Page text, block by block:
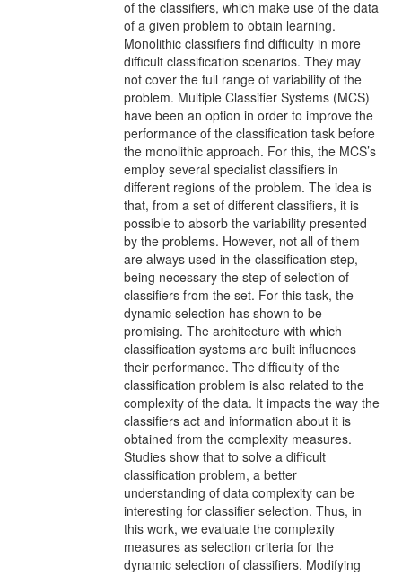
of the classifiers, which make use of the data
of a given problem to obtain learning.
Monolithic classifiers find difficulty in more
difficult classification scenarios. They may
not cover the full range of variability of the
problem. Multiple Classifier Systems (MCS)
have been an option in order to improve the
performance of the classification task before
the monolithic approach. For this, the MCS’s
employ several specialist classifiers in
different regions of the problem. The idea is
that, from a set of different classifiers, it is
possible to absorb the variability presented
by the problems. However, not all of them
are always used in the classification step,
being necessary the step of selection of
classifiers from the set. For this task, the
dynamic selection has shown to be
promising. The architecture with which
classification systems are built influences
their performance. The difficulty of the
classification problem is also related to the
complexity of the data. It impacts the way the
classifiers act and information about it is
obtained from the complexity measures.
Studies show that to solve a difficult
classification problem, a better
understanding of data complexity can be
interesting for classifier selection. Thus, in
this work, we evaluate the complexity
measures as selection criteria for the
dynamic selection of classifiers. Modifying